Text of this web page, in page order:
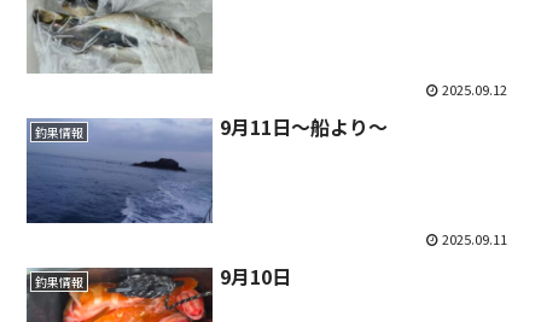
2025.09.12
釣果情報 9月11日～船より～
2025.09.11
釣果情報 9月10日